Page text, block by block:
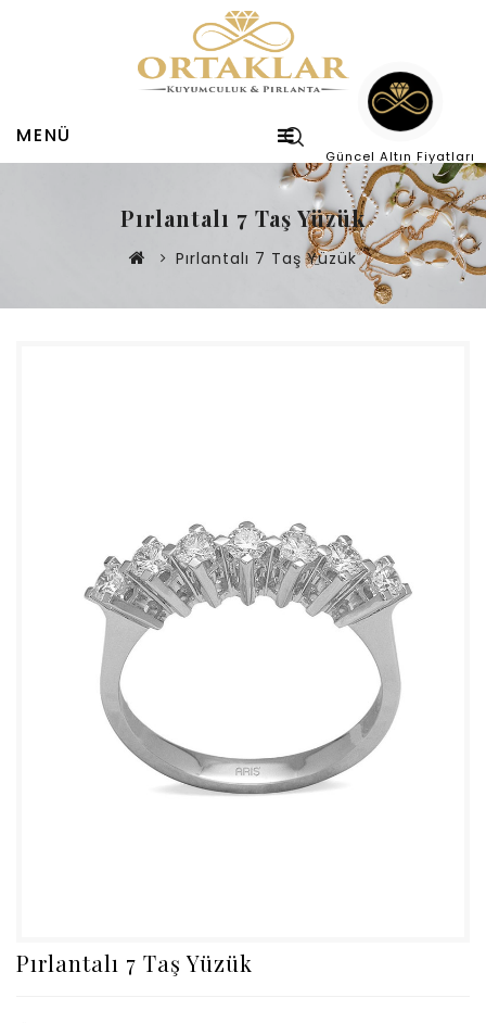
Güncel Altın Fiyatları
MENÜ
Pırlantalı 7 Taş Yüzük
Pırlantalı 7 Taş Yüzük
Pırlantalı 7 Taş Yüzük